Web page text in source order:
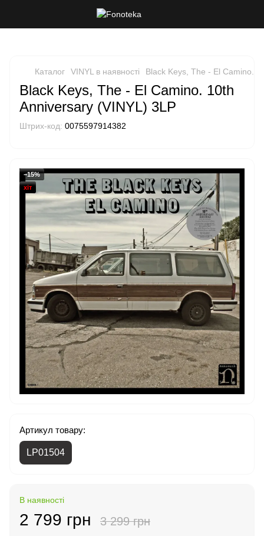
Каталог VINYL в наявності Black Keys, The - El Camino.
Black Keys, The - El Camino. 10th
Anniversary (VINYL) 3LP
Штрих-код: 0075597914382
−15%
хіт
Артикул товару:
LP01504
В наявності
2 799 грн 3 299 грн